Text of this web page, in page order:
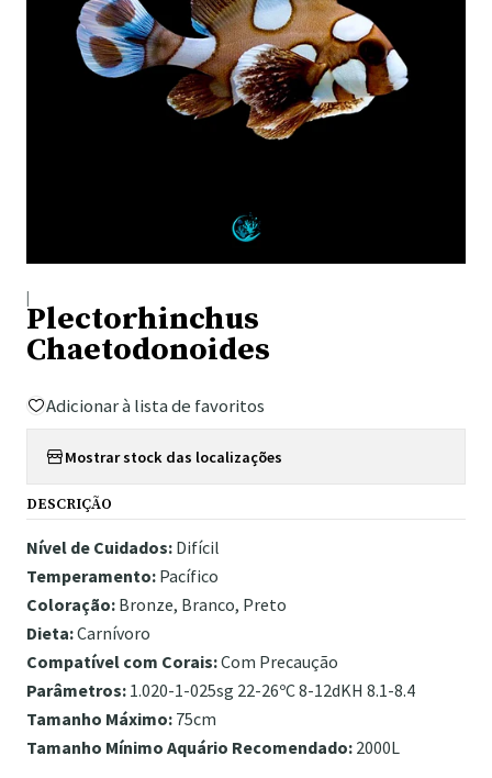
|
Plectorhinchus
Chaetodonoides
Adicionar à lista de favoritos
Mostrar stock das localizações
DESCRIÇÃO
Nível de Cuidados: Difícil
Temperamento: Pacífico
Coloração: Bronze, Branco, Preto
Dieta:Carnívoro
Compatível com Corais:Com Precaução
Parâmetros: 1.020-1-025sg 22-26ºC 8-12dKH 8.1-8.4
Tamanho Máximo: 75cm
Tamanho Mínimo Aquário Recomendado: 2000L